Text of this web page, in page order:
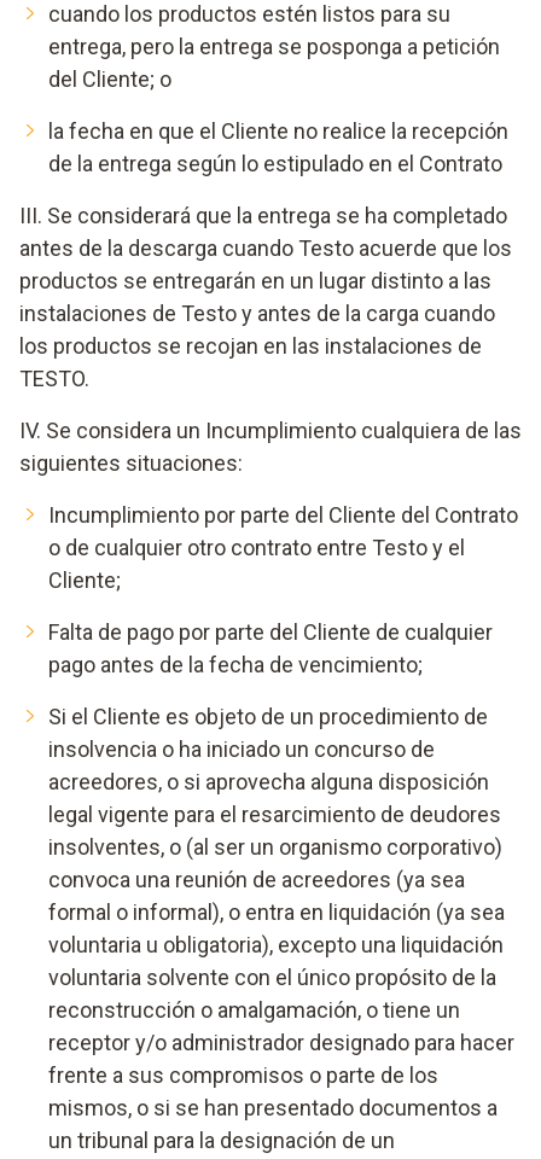
cuando los productos estén listos para su
entrega, pero la entrega se posponga a petición
del Cliente; o
la fecha en que el Cliente no realice la recepción
de la entrega según lo estipulado en el Contrato
III. Se considerará que la entrega se ha completado
antes de la descarga cuando Testo acuerde que los
productos se entregarán en un lugar distinto a las
instalaciones de Testo y antes de la carga cuando
los productos se recojan en las instalaciones de
TESTO.
IV. Se considera un Incumplimiento cualquiera de las
siguientes situaciones:
Incumplimiento por parte del Cliente del Contrato
o de cualquier otro contrato entre Testo y el
Cliente;
Falta de pago por parte del Cliente de cualquier
pago antes de la fecha de vencimiento;
Si el Cliente es objeto de un procedimiento de
insolvencia o ha iniciado un concurso de
acreedores, o si aprovecha alguna disposición
legal vigente para el resarcimiento de deudores
insolventes, o (al ser un organismo corporativo)
convoca una reunión de acreedores (ya sea
formal o informal), o entra en liquidación (ya sea
voluntaria u obligatoria), excepto una liquidación
voluntaria solvente con el único propósito de la
reconstrucción o amalgamación, o tiene un
receptor y/o administrador designado para hacer
frente a sus compromisos o parte de los
mismos, o si se han presentado documentos a
un tribunal para la designación de un